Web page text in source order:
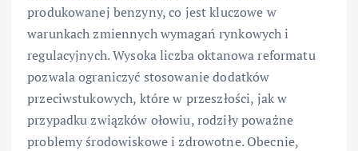
produkowanej benzyny, co jest kluczowe w
warunkach zmiennych wymagań rynkowych i
regulacyjnych. Wysoka liczba oktanowa reformatu
pozwala ograniczyć stosowanie dodatków
przeciwstukowych, które w przeszłości, jak w
przypadku związków ołowiu, rodziły poważne
problemy środowiskowe i zdrowotne. Obecnie,